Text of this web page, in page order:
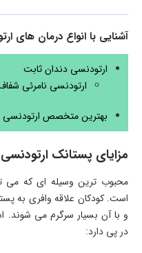
آشنایی با انواع درمان های
ارتودنسی دندان ثابت
ارتودنسی نامرئی
بهترین متخصص ارتودنسی
مزایای پستانک
محبوب ترین وسیله ای که می
است. کودکان علاقه وافری به
و با آن بسیار سرگرم می شوند.
در پی دارد: